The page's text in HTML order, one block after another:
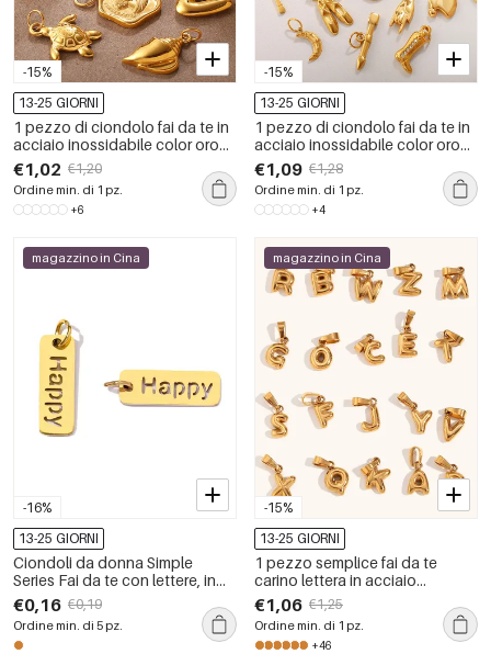
-15%
13-25 GIORNI
1 pezzo di ciondolo fai da te in
acciaio inossidabile color oro
impermeabile
€1,02 €1,20
Ordine min. di 1 pz.
+6
-15%
13-25 GIORNI
1 pezzo di ciondolo fai da te in
acciaio inossidabile color oro
impermeabile
€1,09 €1,28
Ordine min. di 1 pz.
+4
-16%
magazzino in Cina
13-25 GIORNI
Ciondoli da donna Simple
Series Fai da te con lettere, in
acciaio inossidabile
impermeabile color oro.
€0,16 €0,19
Ordine min. di 5 pz.
-15%
magazzino in Cina
13-25 GIORNI
1 pezzo semplice fai da te
carino lettera in acciaio
inossidabile impermeabile color
oro ciondolo da donna
€1,06 €1,25
Ordine min. di 1 pz.
+46